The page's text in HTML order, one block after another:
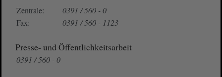
Zentrale:
0391 / 560 - 0
Fax:
0391 / 560 - 1123
Presse- und Öffentlichkeitsarbeit
0391 / 560 - 0